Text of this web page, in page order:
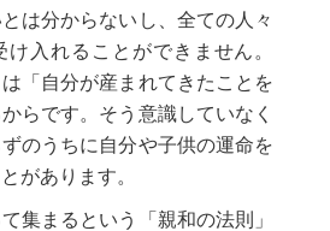
は分からないし、全ての人々
入れることができません。
は「自分が産まれてきたことを
らです。そう意識していなく
のうちに自分や子供の運命を
があります。
集まるという「親和の法則」